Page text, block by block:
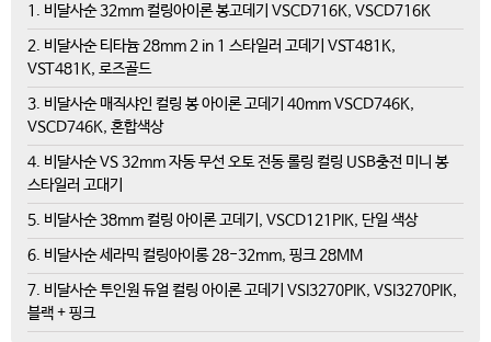
1. 비달사순 32mm 컬링아이론 봉고데기 VSCD716K, VSCD716K
2. 비달사순 티타늄 28mm 2 in 1 스타일러 고데기 VST481K,
VST481K, 로즈골드
3. 비달사순 매직샤인 컬링 봉 아이론 고데기 40mm VSCD746K,
VSCD746K, 혼합색상
4. 비달사순 VS 32mm 자동 무선 오토 전동 롤링 컬링 USB충전 미니 봉
스타일러 고대기
5. 비달사순 38mm 컬링 아이론 고데기, VSCD121PIK, 단일 색상
6. 비달사순 세라믹 컬링아이롱 28-32mm, 핑크 28MM
7. 비달사순 투인원 듀얼 컬링 아이론 고데기 VSI3270PIK, VSI3270PIK,
블랙 + 핑크